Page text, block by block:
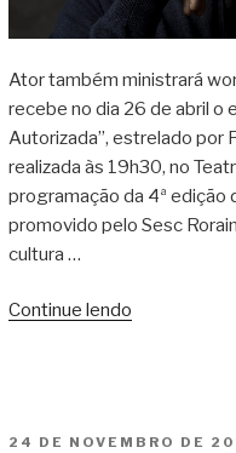
Ator também ministrará
recebe no dia 26 de abril o
Autorizada”, estrelado por
realizada às 19h30, no
programação da 4ª edição
promovido pelo Sesc
cultura …
Continue lendo
PUBLICADO
24 DE NOVEMBRO DE